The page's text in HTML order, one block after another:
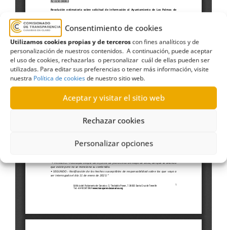
Consentimiento de cookies
Utilizamos cookies propias y de terceroscon fines analíticos y de
personalización de nuestros contenidos. A continuación, puede aceptar
el uso de cookies, rechazarlas o personalizar cuál de ellas pueden ser
utilizadas. Para editar sus preferencias o tener más información, visite
nuestra Política de cookiesde nuestro sitio web.
Aceptar y visitar el sitio web
Rechazar cookies
Personalizar opciones